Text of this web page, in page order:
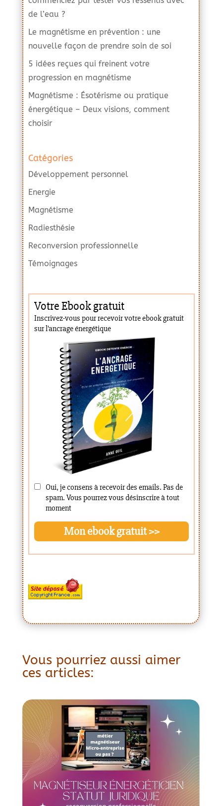
de l’eau ?
Le magnétisme en prévention : une
nouvelle façon de prendre soin de soi
5 idées reçues qui freinent votre
progression en magnétisme
Magnétisme : Ésotérisme ou pratique
énergétique – Deux visions, comment
choisir
Catégories
Développement personnel
Energie
Magnétisme
Radiesthésie
Reconversion professionnelle
Témoignages
Vous pourriez aussi aimer
ces articles: